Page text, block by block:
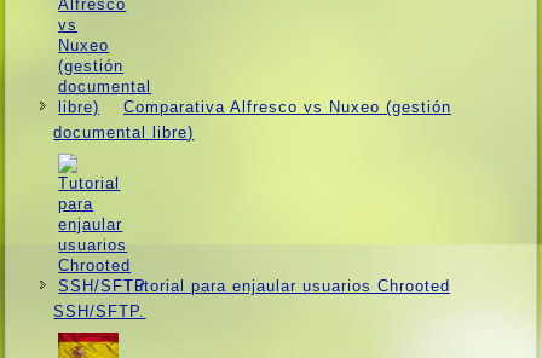
Comparativa Alfresco vs Nuxeo (gestión
documental libre)
Tutorial para enjaular usuarios Chrooted
SSH/SFTP.